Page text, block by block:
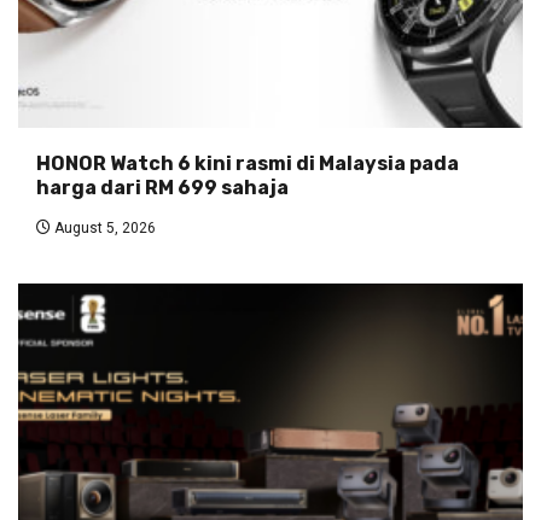
HONOR Watch 6 kini rasmi di Malaysia pada
harga dari RM 699 sahaja
August 5, 2026